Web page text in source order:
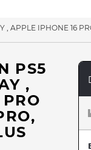
APPLE IPHONE 16
PS5
,